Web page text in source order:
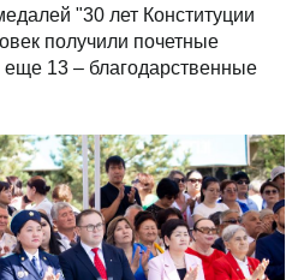
"30 лет Конституции
получили почетные
13 – благодарственные